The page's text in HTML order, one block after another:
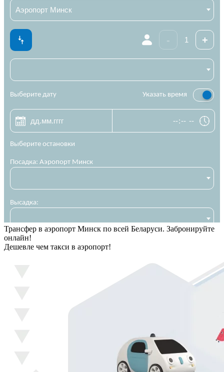
Трансфер в аэропорт Минск по всей Беларуси. Забронируйте
онлайн!
Дешевле чем такси в аэропорт!